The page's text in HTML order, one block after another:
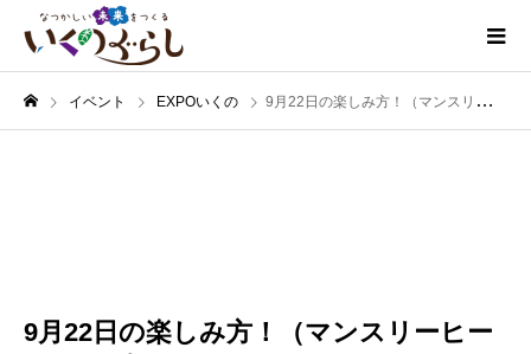
イベント EXPOいくの 9月22日の楽しみ方！（マンスリーヒートアップ100）
9月22日の楽しみ方！（マンスリーヒー